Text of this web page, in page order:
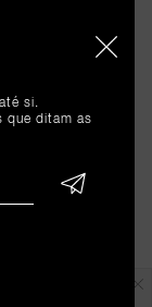
si.
que ditam as